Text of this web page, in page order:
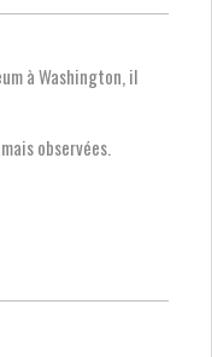
à Washington, il
observées.